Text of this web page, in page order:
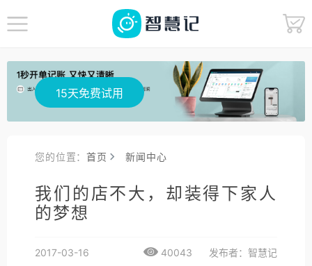
15天免费试用
您的位置：首页 新闻中心
我们的店不大，却装得下家人
的梦想
2017-03-16 40043 发布者：智慧记